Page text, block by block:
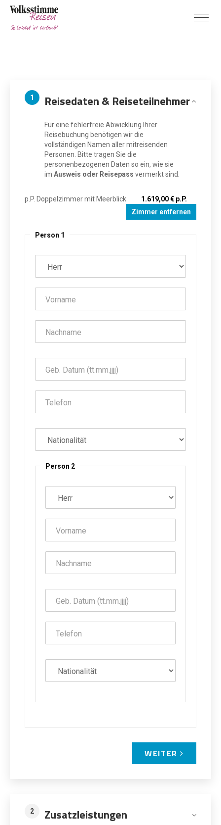
1 Reisedaten & Reiseteilnehmer
Für eine fehlerfreie Abwicklung Ihrer
Reisebuchung benötigen wir die
vollständigen Namen aller mitreisenden
Personen. Bitte tragen Sie die
personenbezogenen Daten so ein, wie sie
im Ausweis oder Reisepass vermerkt sind.
p.P. Doppelzimmer mit Meerblick
1.619,00 € p.P.
Zimmer entfernen
Person 1
Person 2
WEITER
2 Zusatzleistungen